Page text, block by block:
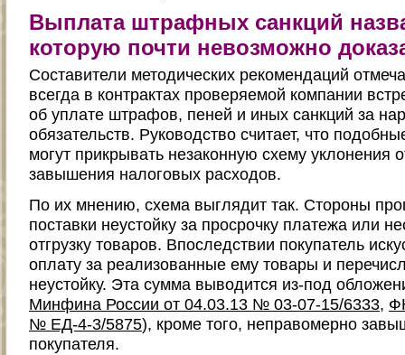
Выплата штрафных санкций
которую почти невозможно
Составители методических рекомендаций
всегда в контрактах проверяемой компании
об уплате штрафов, пеней и иных санкций за
обязательств. Руководство считает, что
могут прикрывать незаконную схему
завышения налоговых расходов.
По их мнению, схема выглядит так. Стороны
поставки неустойку за просрочку платежа или
отгрузку товаров. Впоследствии покупатель
оплату за реализованные ему товары и
неустойку. Эта сумма выводится из-под
Минфина России от 04.03.13 № 03-07-15/6333,
№ ЕД-4-3/5875), кроме того, неправомерно
покупателя.